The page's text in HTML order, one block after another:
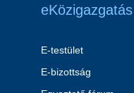
eKözigazgatás
E-testület
E-bizottság